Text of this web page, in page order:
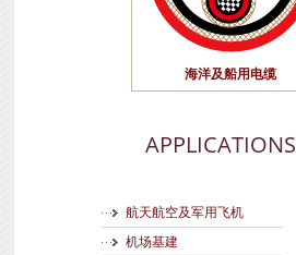
海洋及船用电缆
APPLICATIONS
航天航空及军用飞机
机场基建